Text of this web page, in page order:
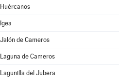
Huércanos
Igea
Jalón de Cameros
Laguna de Cameros
Lagunilla del Jubera